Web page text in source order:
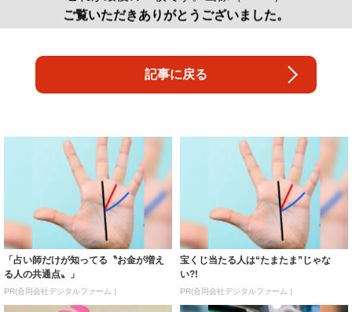
ご覧いただきありがとうございました。
記事に戻る
「占い師だけが知ってる〝お金が増え
る人の共通点〟」
PR(合同会社デジタルファーム )
宝くじ当たる人は“たまたま”じゃな
い?!
PR(合同会社デジタルファーム )